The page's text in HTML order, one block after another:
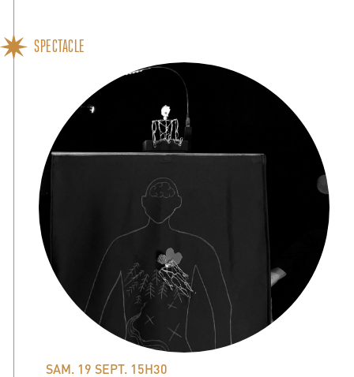
SPECTACLE
SAM. 19 SEPT. 15H30